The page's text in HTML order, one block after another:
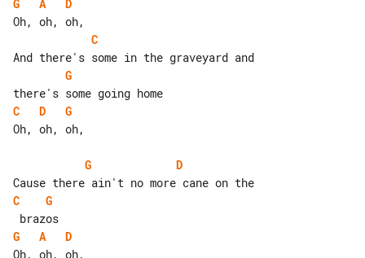
G A
D
C
G
C
D
G
Oh, oh, oh,
G
D
C
G
G
A
D